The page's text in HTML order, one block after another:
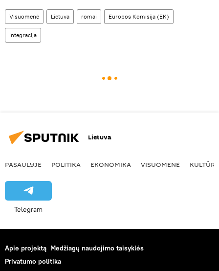
Visuomenė Lietuva romai Europos Komisija (EK)
integracija
Lietuva
PASAULYJE POLITIKA EKONOMIKA VISUOMENĖ KULTŪRA
Telegram
Apie projektą Medžiagų naudojimo taisyklės
Privatumo politika